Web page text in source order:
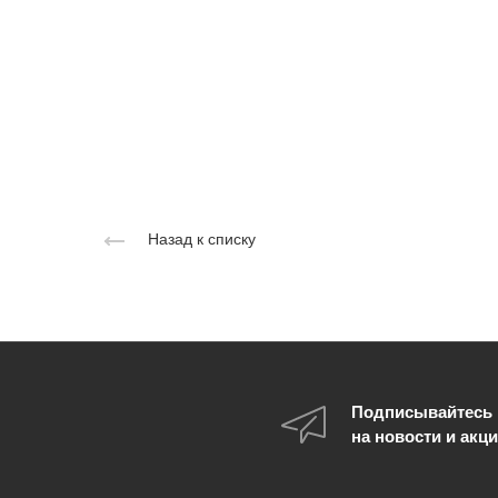
Назад к списку
Подписывайтесь
на новости и